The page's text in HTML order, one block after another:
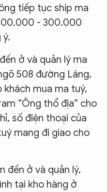
tiếp tục ship ma
- 300.000
ý.
ở và quản lý ma
508 đường Láng,
khách mua ma tuý,
“Ông thổ địa” cho
số điện thoại của
mang đi giao cho
đến ở và quản lý,
tại kho hàng ở